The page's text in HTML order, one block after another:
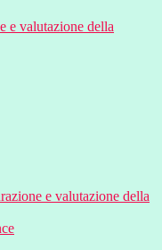
e valutazione della
e valutazione della